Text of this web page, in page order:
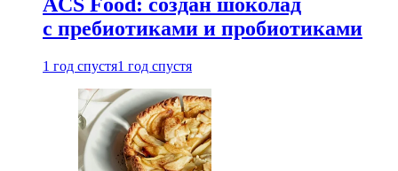
с пребиотиками и пробиотиками
1 год спустя1 год спустя